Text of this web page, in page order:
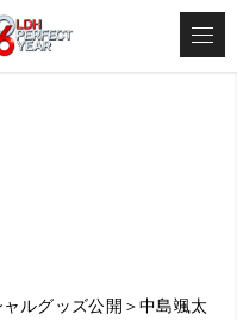
ルグッズ公開＞中島颯太